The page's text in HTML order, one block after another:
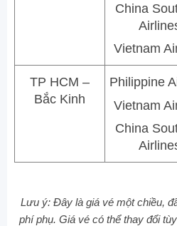
China
Vietnam
TP HCM –
Bắc Kinh
Philippine
Vietnam
China
Lưu ý: Đây là giá vé một chiều,
phí phụ. Giá vé có thể thay đổi